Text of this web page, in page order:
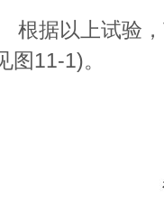
据以上试验，
图11-1)。